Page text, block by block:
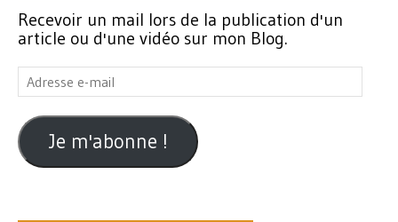
Recevoir un mail lors de la publication d'un
article ou d'une vidéo sur mon Blog.
Adresse
e-
mail
Je m'abonne !